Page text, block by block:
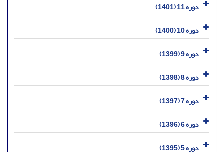
دوره 11 (1401)
دوره 10 (1400)
دوره 9 (1399)
دوره 8 (1398)
دوره 7 (1397)
دوره 6 (1396)
دوره 5 (1395)